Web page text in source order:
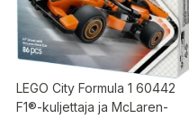
LEGO City Formula 1 60442
F1®-kuljettaja ja McLaren-